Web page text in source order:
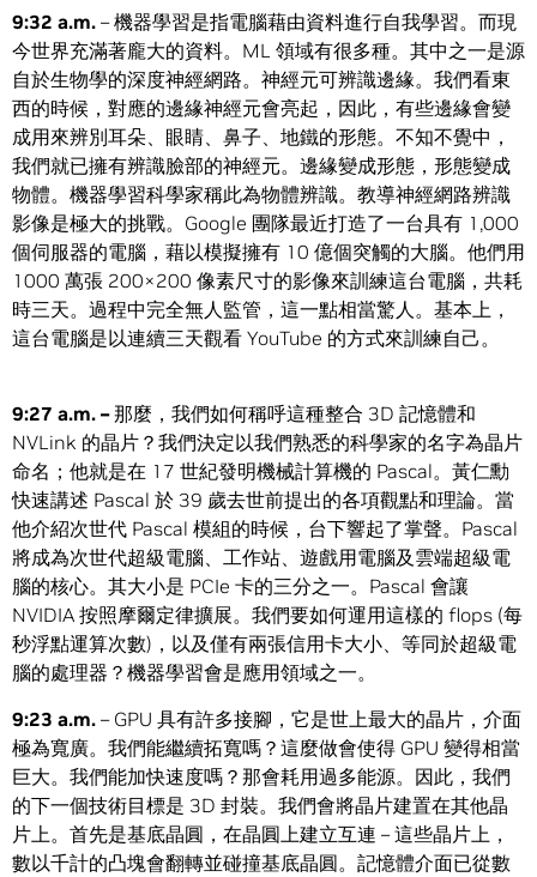
9:32 a.m. – 機器學習是指電腦藉由資料進行自我學習。而現
今世界充滿著龐大的資料。ML 領域有很多種。其中之一是源
自於生物學的深度神經網路。神經元可辨識邊緣。我們看東
西的時候，對應的邊緣神經元會亮起，因此，有些邊緣會變
成用來辨別耳朵、眼睛、鼻子、地鐵的形態。不知不覺中，
我們就已擁有辨識臉部的神經元。邊緣變成形態，形態變成
物體。機器學習科學家稱此為物體辨識。教導神經網路辨識
影像是極大的挑戰。Google 團隊最近打造了一台具有 1,000
個伺服器的電腦，藉以模擬擁有 10 億個突觸的大腦。他們用
1000 萬張 200×200 像素尺寸的影像來訓練這台電腦，共耗
時三天。過程中完全無人監管，這一點相當驚人。基本上，
這台電腦是以連續三天觀看 YouTube 的方式來訓練自己。
9:27 a.m. –那麼，我們如何稱呼這種整合 3D 記憶體和
NVLink 的晶片？我們決定以我們熟悉的科學家的名字為晶片
命名；他就是在 17 世紀發明機械計算機的 Pascal。黃仁勳
快速講述 Pascal 於 39 歲去世前提出的各項觀點和理論。當
他介紹次世代 Pascal 模組的時候，台下響起了掌聲。Pascal
將成為次世代超級電腦、工作站、遊戲用電腦及雲端超級電
腦的核心。其大小是 PCIe 卡的三分之一。Pascal 會讓
NVIDIA 按照摩爾定律擴展。我們要如何運用這樣的 flops (每
秒浮點運算次數)，以及僅有兩張信用卡大小、等同於超級電
腦的處理器？機器學習會是應用領域之一。
9:23 a.m. – GPU 具有許多接腳，它是世上最大的晶片，介面
極為寬廣。我們能繼續拓寬嗎？這麼做會使得 GPU 變得相當
巨大。我們能加快速度嗎？那會耗用過多能源。因此，我們
的下一個技術目標是 3D 封裝。我們會將晶片建置在其他晶
片上。首先是基底晶圓，在晶圓上建立互連 – 這些晶片上，
數以千計的凸塊會翻轉並碰撞基底晶圓。記憶體介面已從數